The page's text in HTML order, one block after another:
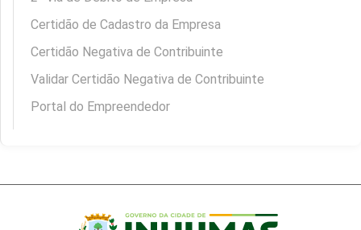
Certidão de Cadastro da Empresa
Certidão Negativa de Contribuinte
Validar Certidão Negativa de Contribuinte
Portal do Empreendedor